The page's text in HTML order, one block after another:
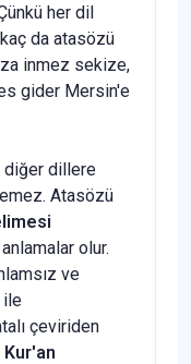
her dil
da atasözü
inmez sekize,
gider Mersin'e
diğer dillere
Atasözü
olur.
ve
ile
çeviriden
Kur'an